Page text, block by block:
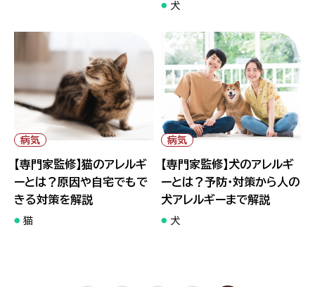
犬
" alt="【専門家監修】猫のアレル
ギーとは？原因や自宅でもでき
る対策を解説">
病気
【専門家監修】猫のアレルギ
ーとは？原因や自宅でもで
きる対策を解説
猫
" alt="【専門家監修】犬のアレル
ギーとは？予防・対策から人の
犬アレルギーまで解説">
病気
【専門家監修】犬のアレルギ
ーとは？予防・対策から人の
犬アレルギーまで解説
犬